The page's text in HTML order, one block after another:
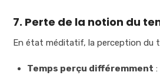
7. Perte de la notion du
En état méditatif, la perception du
Temps perçu différemment :